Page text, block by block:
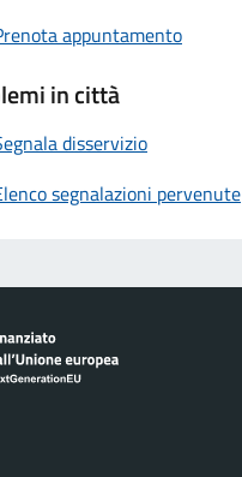
appuntamento
in città
disservizio
segnalazioni pervenute